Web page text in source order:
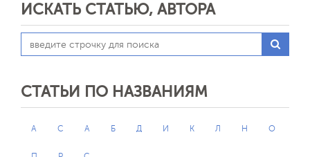
ИСКАТЬ СТАТЬЮ, АВТОРА
СТАТЬИ ПО НАЗВАНИЯМ
A C А Б Д И К Л Н О